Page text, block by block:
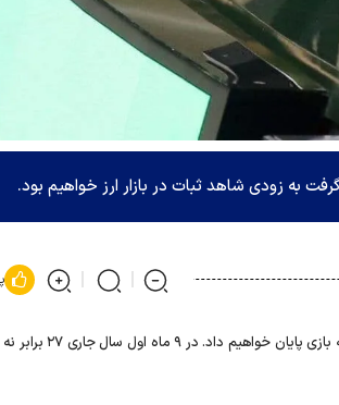
به زودی شاهد ثبات در بازار ارز خواهیم بود.
با تصویب طرح مالیات بر سوداگری وعایدی سرمایه بر دلالی و